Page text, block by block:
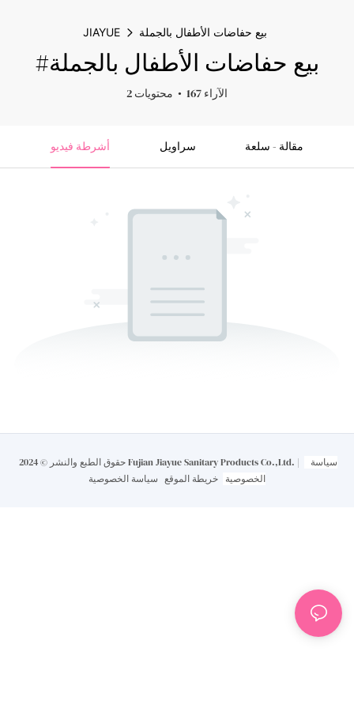
JIAYUE بيع حفاضات الأطفال بالجملة
#بيع حفاضات الأطفال بالجملة
2 محتويات 167 الآراء
أشرطة فيديو سراويل مقالة - سلعة
حقوق الطبع والنشر © 2024 Fujian Jiayue Sanitary Products Co.,Ltd. |
الخصوصية
خريطة الموقع سياسة الخصوصية